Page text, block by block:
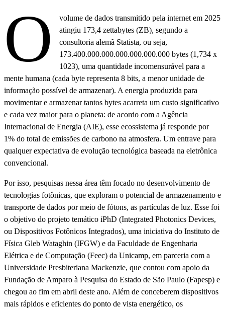
O
volume de dados transmitido pela internet em 2025
atingiu 173,4 zettabytes (ZB), segundo a
consultoria alemã Statista, ou seja,
173.400.000.000.000.000.000.000 bytes (1,734 x
1023), uma quantidade incomensurável para a
mente humana (cada byte representa 8 bits, a menor unidade de
informação possível de armazenar). A energia produzida para
movimentar e armazenar tantos bytes acarreta um custo significativo
e cada vez maior para o planeta: de acordo com a Agência
Internacional de Energia (AIE), esse ecossistema já responde por
1% do total de emissões de carbono na atmosfera. Um entrave para
qualquer expectativa de evolução tecnológica baseada na eletrônica
convencional.
Por isso, pesquisas nessa área têm focado no desenvolvimento de
tecnologias fotônicas, que exploram o potencial de armazenamento e
transporte de dados por meio de fótons, as partículas de luz. Esse foi
o objetivo do projeto temático iPhD (Integrated Photonics Devices,
ou Dispositivos Fotônicos Integrados), uma iniciativa do Instituto de
Física Gleb Wataghin (IFGW) e da Faculdade de Engenharia
Elétrica e de Computação (Feec) da Unicamp, em parceria com a
Universidade Presbiteriana Mackenzie, que contou com apoio da
Fundação de Amparo à Pesquisa do Estado de São Paulo (Fapesp) e
chegou ao fim em abril deste ano. Além de conceberem dispositivos
mais rápidos e eficientes do ponto de vista energético, os